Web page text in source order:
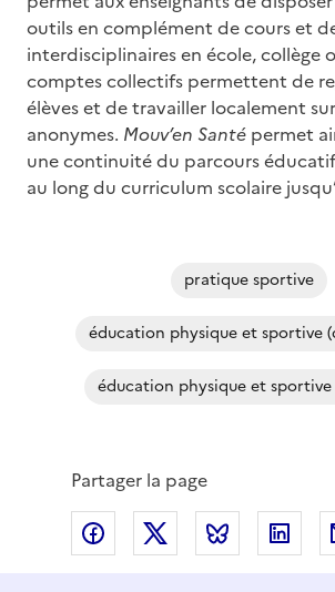
outils en complément de cours et
interdisciplinaires en école, collège
comptes collectifs permettent de
élèves et de travailler localement
anonymes. Mouv’en Santé permet
une continuité du parcours
au long du curriculum scolaire
pratique sportive
éducation physique et sportive
éducation physique et sportive
Partager la page
Partager via Facebook
Partager via X
Partager